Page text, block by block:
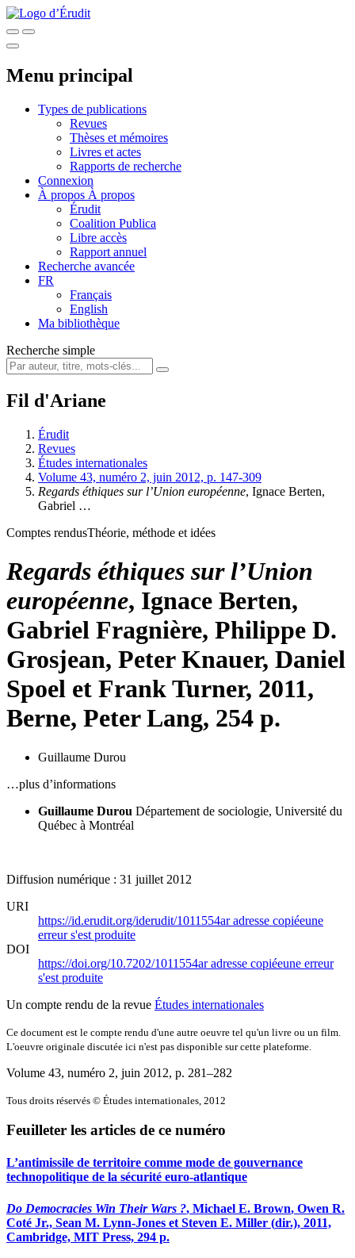
Menu principal
Types de publications
Revues
Thèses et mémoires
Livres et actes
Rapports de recherche
Connexion
À propos À propos
Érudit
Coalition Publica
Libre accès
Rapport annuel
Recherche avancée
FR
Français
English
Ma bibliothèque
Recherche simple
Fil d'Ariane
Érudit
Revues
Études internationales
Volume 43, numéro 2, juin 2012, p. 147-309
Regards éthiques sur l’Union européenne, Ignace Berten,
Gabriel …
Comptes rendusThéorie, méthode et idées
Regards éthiques sur l’Union
européenne, Ignace Berten,
Gabriel Fragnière, Philippe D.
Grosjean, PeterKnauer, Daniel
Spoel et FrankTurner, 2011,
Berne, Peter Lang, 254 p.
Guillaume Durou
…plus d’informations
Guillaume Durou Département de sociologie, Université du
Québec à Montréal
Diffusion numérique : 31 juillet 2012
URI
https://id.erudit.org/iderudit/1011554aradresse copiéeune
erreur s'est produite
DOI
https://doi.org/10.7202/1011554aradresse copiéeune erreur
s'est produite
Un compte rendu de la revue Études internationales
Ce document est le compte rendu d'une autre oeuvre tel qu'un livre ou un film.
L'oeuvre originale discutée ici n'est pas disponible sur cette plateforme.
Volume 43, numéro 2, juin 2012, p. 281–282
Tous droits réservés © Études internationales, 2012
Feuilleter les articles de ce numéro
L’antimissile de territoire comme mode de gouvernance
technopolitique de la sécurité euro-atlantique
Do Democracies Win Their Wars ?, Michael E. Brown, Owen R.
Coté Jr., Sean M. Lynn-Jones et Steven E. Miller (dir.), 2011,
Cambridge, MIT Press, 294 p.